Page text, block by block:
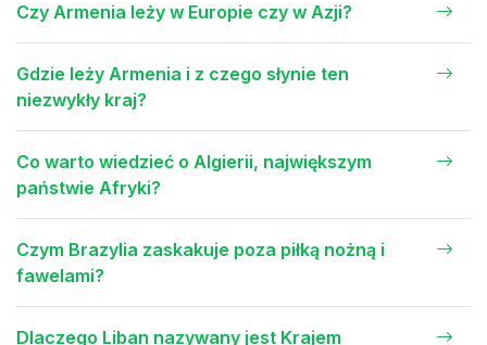
Czy Armenia leży w Europie czy w Azji?
Gdzie leży Armenia i z czego słynie ten
niezwykły kraj?
Co warto wiedzieć o Algierii, największym
państwie Afryki?
Czym Brazylia zaskakuje poza piłką nożną i
fawelami?
Dlaczego Liban nazywany jest Krajem